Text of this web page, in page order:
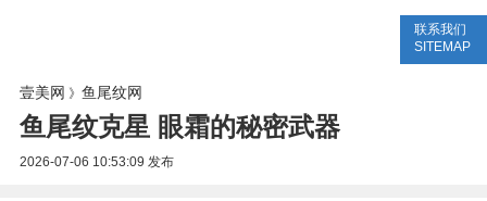
联系我们
SITEMAP
壹美网 》 鱼尾纹网
鱼尾纹克星 眼霜的秘密武器
2026-07-06 10:53:09 发布